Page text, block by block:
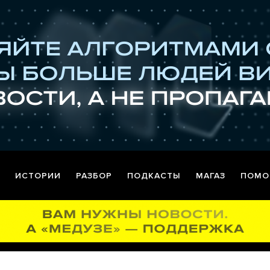
ИСТОРИИ РАЗБОР ПОДКАСТЫ МАГАЗ